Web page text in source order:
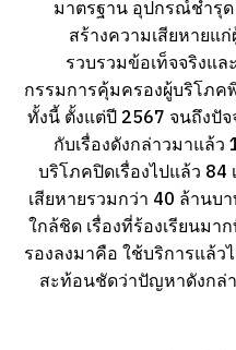
มาตรฐาน อุปกรณ์ชำรุด
สร้างความเสียหายแ
รวบรวมข้อเท็จจริงแ
กรรมการคุ้มครองผู้บริโภ
ทั้งนี้ ตั้งแต่ปี 2567 จนถึงปัจ
กับเรื่องดังกล่าวมาแล้ว
บริโภคปิดเรื่องไปแล้ว 84
เสียหายรวมกว่า 40 ล้านบ
ใกล้ชิด เรื่องที่ร้องเรียนม
รองลงมาคือ ใช้บริการแล้ว
สะท้อนชัดว่าปัญหาดังกล่